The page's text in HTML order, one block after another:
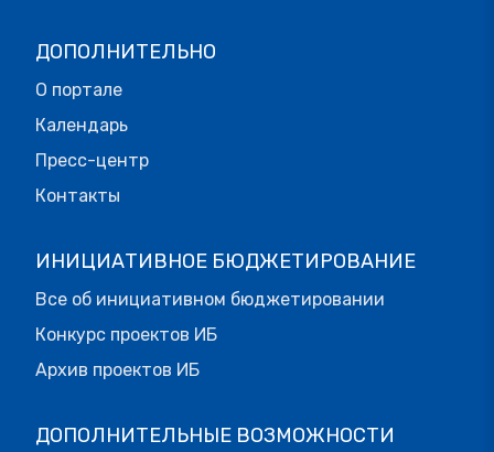
ДОПОЛНИТЕЛЬНО
О портале
Календарь
Пресс-центр
Контакты
ИНИЦИАТИВНОЕ БЮДЖЕТИРОВАНИЕ
Все об инициативном бюджетировании
Конкурс проектов ИБ
Архив проектов ИБ
ДОПОЛНИТЕЛЬНЫЕ ВОЗМОЖНОСТИ